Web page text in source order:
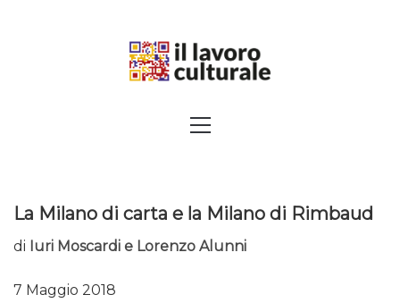
SAPERI, AFFACCIARSI SUL
Menu
La Milano di carta e la Milano di Rimbaud
di Iuri Moscardi e Lorenzo Alunni
7 Maggio 2018